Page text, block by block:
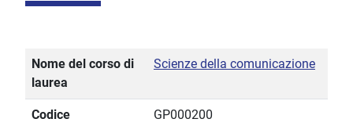
Nome del corso di
laurea
Scienze della comunicazione
Codice
GP000200